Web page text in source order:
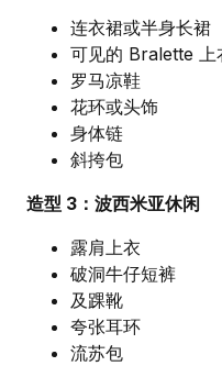
连衣裙或半身长裙
可见的 Bralette 上
罗马凉鞋
花环或头饰
身体链
斜挎包
造型 3：波西米亚休闲
露肩上衣
破洞牛仔短裤
及踝靴
夸张耳环
流苏包